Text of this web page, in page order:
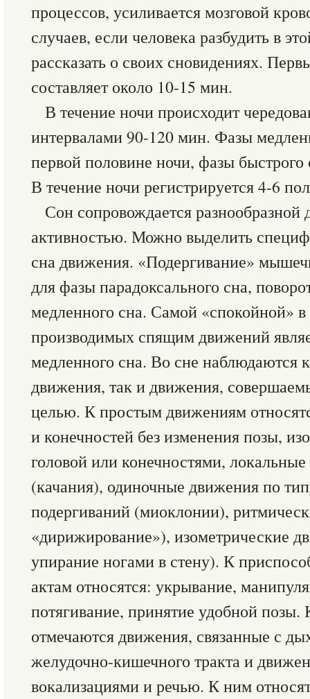
процессов, усиливается мозговой
случаев, если человека разбудить в
рассказать о своих сновидениях.
составляет около 10-15 мин.
В течение ночи происходит
интервалами 90-120 мин. Фазы
первой половине ночи, фазы
В течение ночи регистрируется 4-6
Сон сопровождается разнообразной
активностью. Можно выделить
сна движения. «Подергивание»
для фазы парадоксального сна,
медленного сна. Самой «спокойной»
производимых спящим движений
медленного сна. Во сне наблюдаются
движения, так и движения,
целью. К простым движениям
и конечностей без изменения позы,
головой или конечностями,
(качания), одиночные движения по
подергиваний (миоклонии),
«дирижирование»), изометрические
упирание ногами в стену). К
актам относятся: укрывание,
потягивание, принятие удобной позы.
отмечаются движения, связанные с
желудочно-кишечного тракта и
вокализациями и речью. К ним